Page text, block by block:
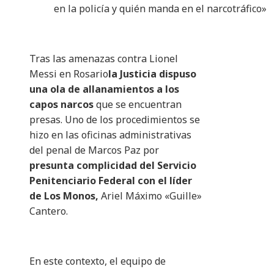
en la policía y quién manda en el narcotráfico»
Tras las amenazas contra Lionel
Messi en Rosariola Justicia dispuso
una ola de allanamientos a los
capos narcosque se encuentran
presas. Uno de los procedimientos se
hizo en las oficinas administrativas
del penal de Marcos Paz por
presunta complicidad del Servicio
Penitenciario Federal con el líder
de Los Monos, Ariel Máximo «Guille»
Cantero.
En este contexto, el equipo de